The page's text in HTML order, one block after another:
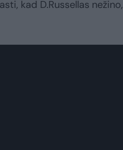
kad D.Russellas nežino,